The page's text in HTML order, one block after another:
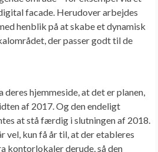
facade. Herudover arbejdes
henblik på at skabe et dynamisk
der passer godt til de
hjemmeside, at det er planen,
af 2017. Og den endeligt
at stå færdig i slutningen af 2018.
vel, kun få år til, at der etableres
kontorlokaler derude, så den